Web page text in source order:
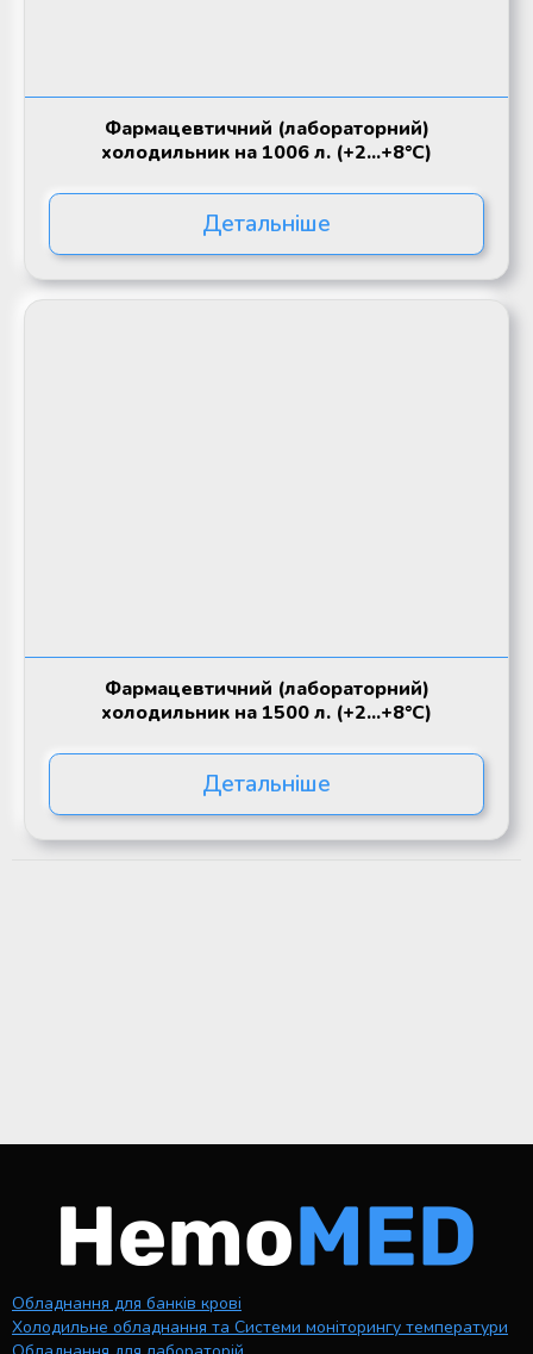
Фармацевтичний (лабораторний)
холодильник на 1006 л. (+2...+8°C)
Детальніше
Фармацевтичний (лабораторний)
холодильник на 1500 л. (+2...+8°C)
Детальніше
Обладнання для банків крові
Холодильне обладнання та Системи моніторингу температури